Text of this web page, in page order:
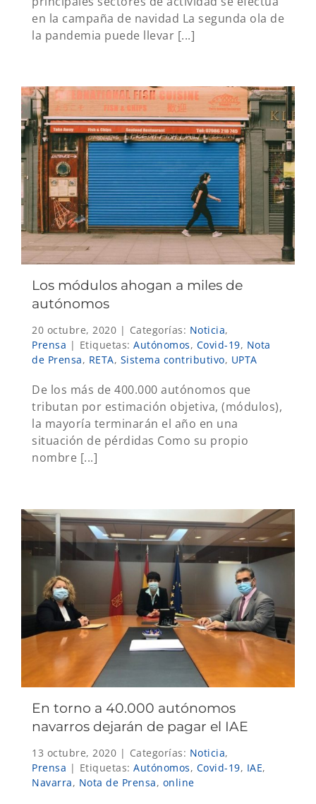
en la campaña de navidad La segunda ola de
la pandemia puede llevar [...]
Los módulos ahogan a miles de
autónomos
20 octubre, 2020 | Categorías: Noticia,
Prensa | Etiquetas: Autónomos, Covid-19, Nota
de Prensa, RETA, Sistema contributivo, UPTA
De los más de 400.000 autónomos que
tributan por estimación objetiva, (módulos),
la mayoría terminarán el año en una
situación de pérdidas Como su propio
nombre [...]
En torno a 40.000 autónomos
navarros dejarán de pagar el IAE
13 octubre, 2020 | Categorías: Noticia,
Prensa | Etiquetas: Autónomos, Covid-19, IAE,
Navarra, Nota de Prensa, online